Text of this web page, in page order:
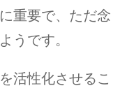
重要で、ただ念
うです。
活性化させるこ